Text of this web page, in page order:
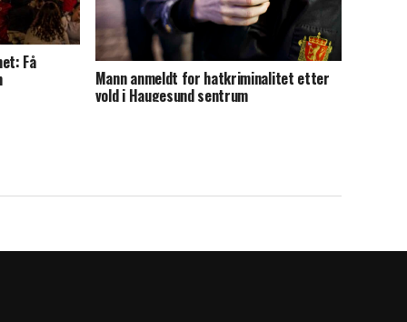
Få
Mann anmeldt for hatkriminalitet etter
vold i Haugesund sentrum